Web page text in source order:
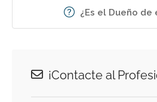
¿Es el Dueño de
¡Contacte al